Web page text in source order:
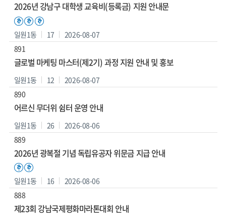
2026년 강남구 대학생 교육비(등록금) 지원 안내문
일원1동 17
2026-08-07
891
글로벌 마케팅 마스터(제2기) 과정 지원 안내 및 홍보
일원1동 12
2026-08-07
890
어르신 무더위 쉼터 운영 안내
일원1동 26
2026-08-06
889
2026년 광복절 기념 독립유공자 위문금 지급 안내
일원1동 16
2026-08-06
888
제23회 강남국제평화마라톤대회 안내